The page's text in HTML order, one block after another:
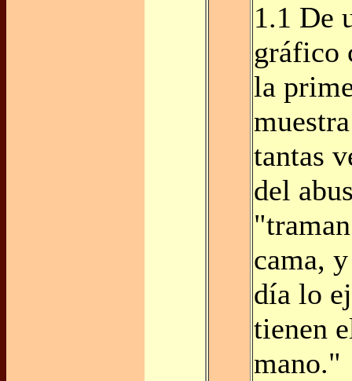
1.1 De
gráfico
la
tantas
del
cama,
día lo
tienen
mano."